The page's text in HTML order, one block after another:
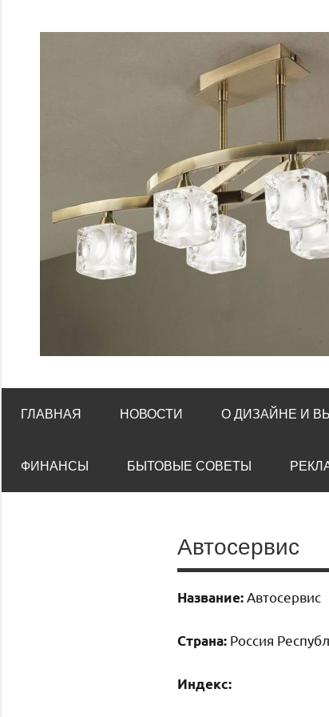
ГЛАВНАЯ НОВОСТИ О ДИЗАЙНЕ И
ФИНАНСЫ БЫТОВЫЕ СОВЕТЫ
Автосервис
Название: Автосервис
Страна: Россия
Индекс: